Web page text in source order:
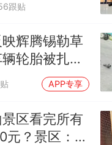
跟贴
辉腾锡勒草
轮胎被扎，
价格高达千
布情况通报
APP专享
区看完所有
元？景区：部